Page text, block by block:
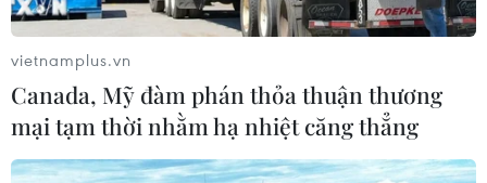
vietnamplus.vn
Canada, Mỹ đàm phán thỏa thuận thương
mại tạm thời nhằm hạ nhiệt căng thẳng